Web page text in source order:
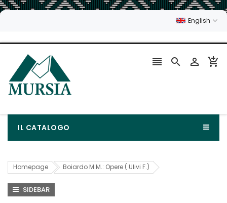
English
   
IL CATALOGO
Homepage Boiardo M.M.: Opere ( Ulivi F.)
SIDEBAR